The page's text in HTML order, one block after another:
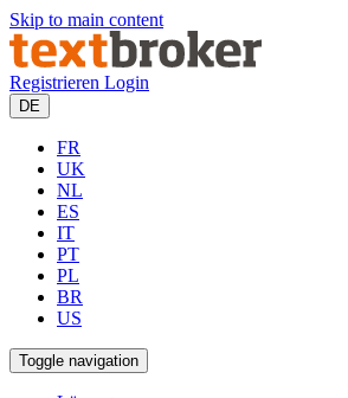
Skip to main content
Registrieren Login
DE
FR
UK
NL
ES
IT
PT
PL
BR
US
Toggle navigation